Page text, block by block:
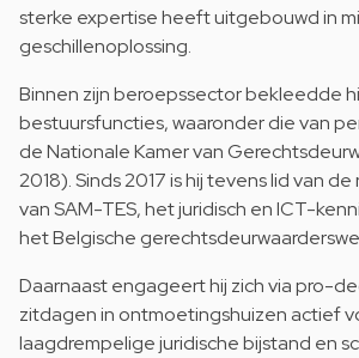
sterke expertise heeft uitgebouwd in
geschillenoplossing.
Binnen zijn beroepssector bekleedde
bestuursfuncties, waaronder die van
de Nationale Kamer van
2018). Sinds 2017 is hij tevens lid van
van SAM-TES, het juridisch en ICT-
het Belgische
Daarnaast engageert hij zich via pro-
zitdagen in ontmoetingshuizen actief
laagdrempelige juridische bijstand en